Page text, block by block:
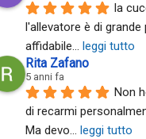
la
l'allevatore è di
affidabile... leggi tutto
Rita Zafano
5 anni fa
Non
di recarmi
Ma devo... leggi tutto